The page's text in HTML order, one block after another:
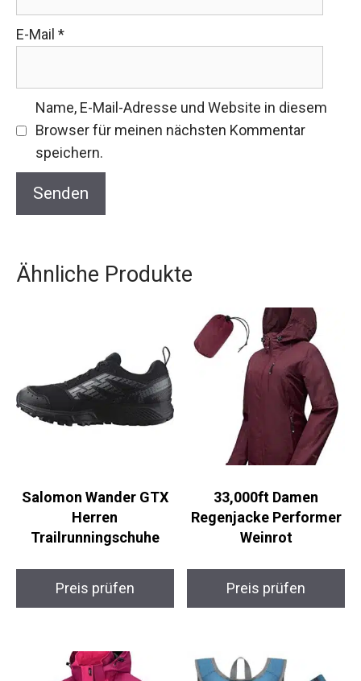
E-Mail *
Name, E-Mail-Adresse und Website in diesem
Browser für meinen nächsten Kommentar
speichern.
Ähnliche Produkte
Salomon Wander GTX
Herren
Trailrunningschuhe
Preis prüfen
33,000ft Damen
Regenjacke Performer
Weinrot
Preis prüfen